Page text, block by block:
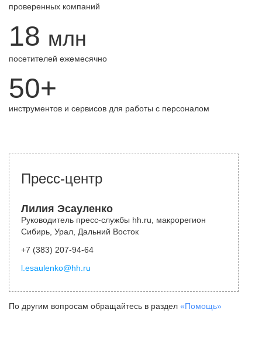
проверенных компаний
18 млн
посетителей ежемесячно
50+
инструментов и сервисов для работы с персоналом
Пресс-центр
Лилия Эсауленко
Руководитель пресс-службы hh.ru, макрорегион
Сибирь, Урал, Дальний Восток
+7 (383) 207-94-64
l.esaulenko@hh.ru
По другим вопросам обращайтесь в раздел «Помощь»